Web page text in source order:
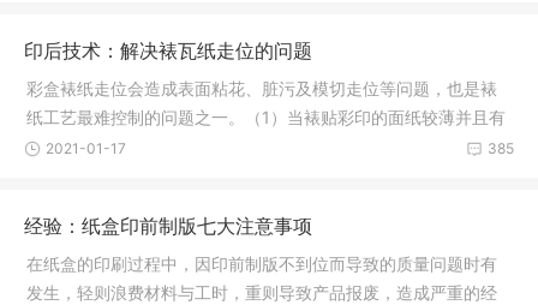
印后技术：解决裱瓦纸走位的问题
彩盒裱纸走位会造成表面粘花、脏污及模切走位等问题，也是裱
纸工艺最难控制的问题之一。（1）当裱贴彩印的面纸较薄并且有
卷曲的
385
2021-01-17
经验：纸盒印前制版七大注意事项
在纸盒的印刷过程中，因印前制版不到位而导致的质量问题时有
发生，轻则浪费材料与工时，重则导致产品报废，造成严重的经